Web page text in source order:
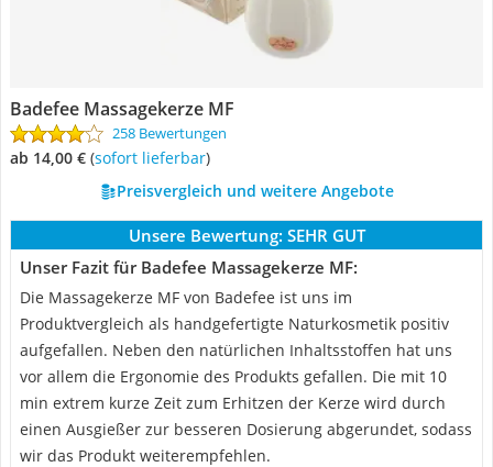
Badefee Massagekerze MF
258 Bewertungen
ab 14,00 € ( Sofort lieferbar)
Preisvergleich und weitere Angebote
Unsere Bewertung: SEHR GUT
Unser Fazit für Badefee Massagekerze MF:
Die Massagekerze MF von Badefee ist uns im
Produktvergleich als handgefertigte Naturkosmetik positiv
aufgefallen. Neben den natürlichen Inhaltsstoffen hat uns
vor allem die Ergonomie des Produkts gefallen. Die mit 10
min extrem kurze Zeit zum Erhitzen der Kerze wird durch
einen Ausgießer zur besseren Dosierung abgerundet, sodass
wir das Produkt weiterempfehlen.